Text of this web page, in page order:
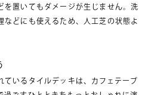
を置いてもダメージが生じません。洗
などにも使えるため、人工芝の状態よ
ているタイルデッキは、カフェテーブ